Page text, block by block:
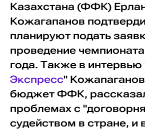
Казахстана (ФФК)
Кожагапанов
планируют подать
проведение
года. Также в интервью
Экспресс"
бюджет ФФК,
проблемах с
судейством в стране, и